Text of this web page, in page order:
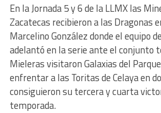
En la Jornada 5 y 6 de la LLMX las
Zacatecas recibieron a las Dragonas
Marcelino González donde el equipo
adelantó en la serie ante el conjunto
Mieleras visitaron Galaxias del
enfrentar a las Toritas de Celaya en
consiguieron su tercera y cuarta
temporada.